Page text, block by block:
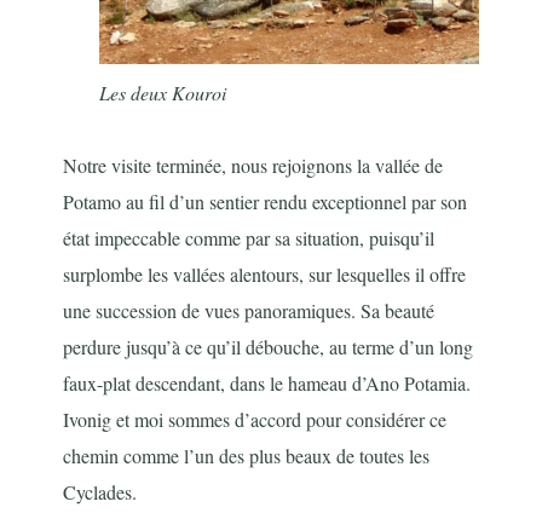
Les deux Kouroi
Notre visite terminée, nous rejoignons la vallée de
Potamo au fil d’un sentier rendu exceptionnel par son
état impeccable comme par sa situation, puisqu’il
surplombe les vallées alentours, sur lesquelles il offre
une succession de vues panoramiques. Sa beauté
perdure jusqu’à ce qu’il débouche, au terme d’un long
faux-plat descendant, dans le hameau d’Ano Potamia.
Ivonig et moi sommes d’accord pour considérer ce
chemin comme l’un des plus beaux de toutes les
Cyclades.